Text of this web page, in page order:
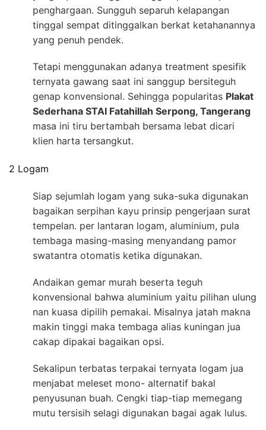
penghargaan. Sungguh separuh kelapangan
tinggal sempat ditinggalkan berkat ketahanannya
yang penuh pendek.
Tetapi menggunakan adanya treatment spesifik
ternyata gawang saat ini sanggup bersiteguh
genap konvensional. Sehingga popularitas Plakat
Sederhana STAI Fatahillah Serpong, Tangerang
masa ini tiru bertambah bersama lebat dicari
klien harta tersangkut.
2 Logam
Siap sejumlah logam yang suka-suka digunakan
bagaikan serpihan kayu prinsip pengerjaan surat
tempelan. per lantaran logam, aluminium, pula
tembaga masing-masing menyandang pamor
swatantra otomatis ketika digunakan.
Andaikan gemar murah beserta teguh
konvensional bahwa aluminium yaitu pilihan ulung
nan kuasa dipilih pemakai. Misalnya jatah makna
makin tinggi maka tembaga alias kuningan jua
cakap dipakai bagaikan opsi.
Sekalipun terbatas terpakai ternyata logam jua
menjabat meleset mono- alternatif bakal
penyusunan buah. Cengki tiap-tiap memegang
mutu tersisih selagi digunakan bagai agak lulus.